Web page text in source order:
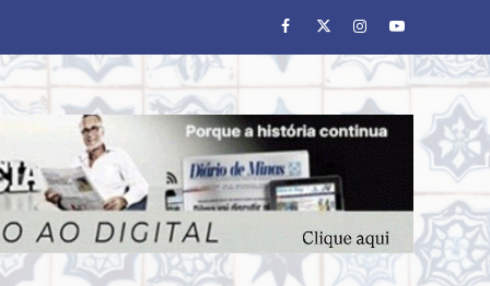
Facebook
TwitterInstagram
Youtube